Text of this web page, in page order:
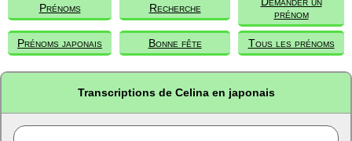
Prénoms Recherche
prénom
Prénoms japonais Bonne fête Tous les prénoms
Transcriptions de Celina en japonais